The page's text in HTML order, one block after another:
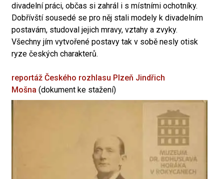
divadelní práci, občas si zahrál i s místními ochotníky.
Dobřívští sousedé se pro něj stali modely k divadelním
postavám, studoval jejich mravy, vztahy a zvyky.
Všechny jím vytvořené postavy tak v sobě nesly otisk
ryze českých charakterů.
reportáž Českého rozhlasu Plzeň Jindřich
Mošna (dokument ke stažení)